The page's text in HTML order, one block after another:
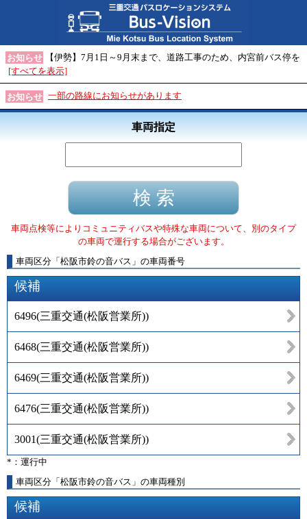
お知らせ
【伊勢】7月1日～9月末まで、道路工事のため、内宮前バス停を
[すべてを表示]
お知らせ 一部の路線にお知らせがあります
車両指定
車両点検等によりコミュニティバスや特殊な車両について、別のタイプ
の車両で運行する場合がございます。
車両区分 「 松阪市鈴の音バス 」 の車両番号
候補
6496(三重交通(松阪営業所))
6468(三重交通(松阪営業所))
6469(三重交通(松阪営業所))
6476(三重交通(松阪営業所))
3001(三重交通(松阪営業所))
*：運行中
車両区分「松阪市鈴の音バス」の車両種別
候補